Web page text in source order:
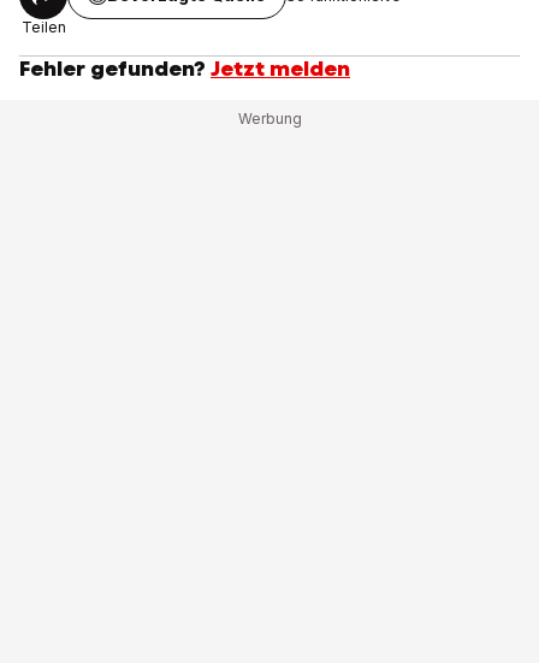
Teilen
Fehler gefunden? Jetzt melden